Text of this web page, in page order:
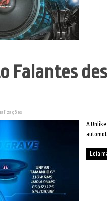
Falantes
A
Leia